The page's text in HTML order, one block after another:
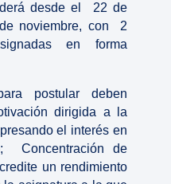
desde el 22 de
noviembre, con 2
en forma
postular deben
dirigida a la
el interés en
Concentración de
un rendimiento